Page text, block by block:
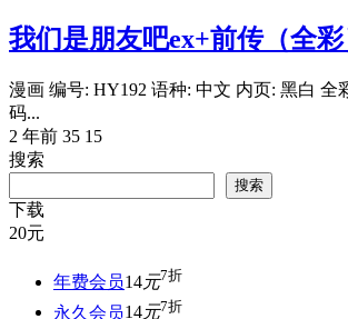
我们是朋友吧ex+前传（全
漫画 编号: HY192 语种: 中文 内页: 黑白 全
码...
2 年前 35 15
搜索
搜索
下载
20元
年费会员14元7折
永久会员14元7折